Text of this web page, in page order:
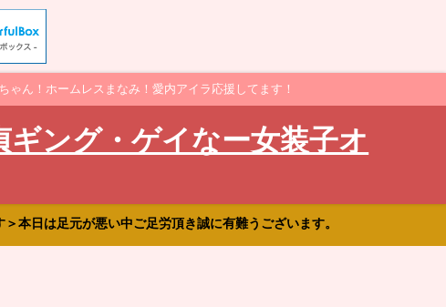
ん！ホームレスまなみ！愛内アイラ応援してます！
ング・ゲイなー女装子オ
本日は足元が悪い中ご足労頂き誠に有難うございます。